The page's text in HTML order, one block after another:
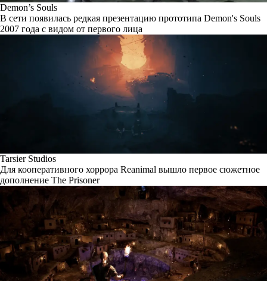
Demon’s Souls
В сети появилась редкая презентацию прототипа Demon's Souls
2007 года с видом от первого лица
Tarsier Studios
Для кооперативного хоррора Reanimal вышло первое сюжетное
дополнение The Prisoner